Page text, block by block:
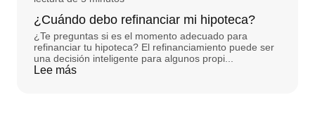
¿Cuándo debo refinanciar mi hipoteca?
¿Te preguntas si es el momento adecuado para
refinanciar tu hipoteca? El refinanciamiento puede ser
una decisión inteligente para algunos propi...
Lee más